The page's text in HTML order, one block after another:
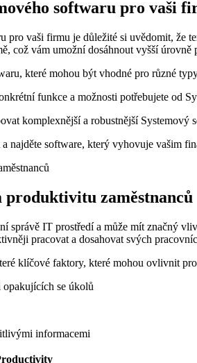
softwaru pro vaši
pro vaši firmu je důležité si uvědomit,
což vám umožní dosáhnout vyšší
které mohou být vhodné pro různé
funkce a možnosti potřebujete od
komplexnější a robustnější Systemový
najděte software, který vyhovuje vašim
produktivitu zaměstnanců
správě IT prostředí a může mít značný
pracovat a dosahovat svých
klíčové faktory, které mohou ovlivnit
se úkolů
informacemi